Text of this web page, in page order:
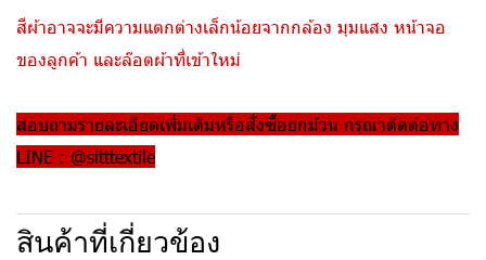
สีผ้าอาจจะมีความแตกต่างเล็กน้อยจากกล้อง มุมแสง หน้าจอ
ของลูกค้า และล๊อตผ้าที่เข้าใหม่
สอบถามรายละเอียดเพิ่มเติมหรือสั่งซื้อยกม้วน กรุณาติดต่อทาง
LINE : @sitttextile
สินค้าที่เกี่ยวข้อง